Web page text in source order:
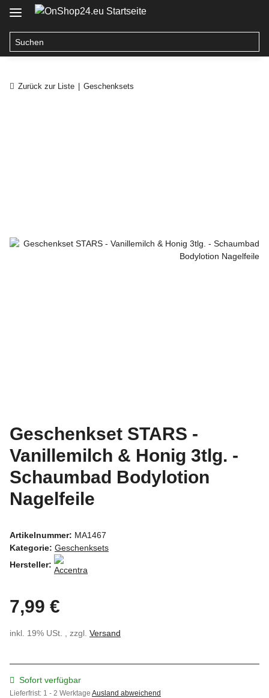
Zurück zur Liste Geschenksets
Geschenkset STARS -
Vanillemilch & Honig 3tlg. -
Schaumbad Bodylotion
Nagelfeile
Artikelnummer: MA1467
Kategorie: Geschenksets
Hersteller:
7,99 €
inkl. 19% USt. , zzgl. Versand
Sofort verfügbar
Lieferfrist: 1 - 2 Werktage Ausland abweichend